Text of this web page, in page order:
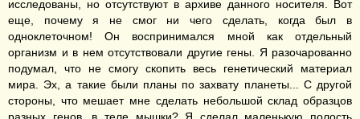
исследованы, но отсутствуют в архиве данного носителя. Вот
еще, почему я не смог ни чего сделать, когда был в
одноклеточном! Он воспринимался мной как отдельный
организм и в нем отсутствовали другие гены. Я разочарованно
подумал, что не смогу скопить весь генетический материал
мира. Эх, а такие были планы по захвату планеты... С другой
стороны, что мешает мне сделать небольшой склад образцов